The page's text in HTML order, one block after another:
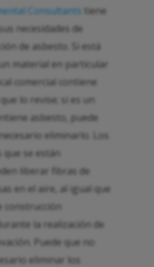
Consultants tiene
necesidades de
de asbesto. Si está
material en particular
comercial contiene
lo revise; si es un
asbesto, puede
eliminarlo. Los
se están
liberar fibras de
en el aire, al igual que
construcción
la realización de
Puede que no
eliminar los